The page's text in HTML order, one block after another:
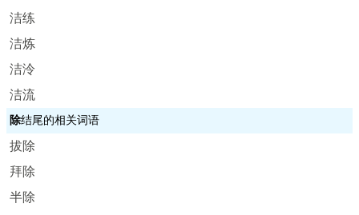
洁练
洁炼
洁泠
洁流
除结尾的相关词语
拔除
拜除
半除